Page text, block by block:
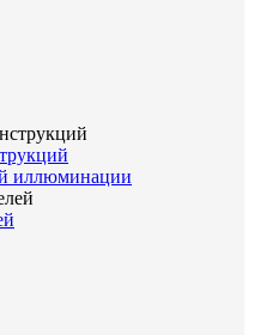
иллюминации